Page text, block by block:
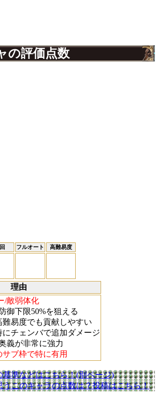
の評価点数
フルオート 高難易度
理由
/敵弱体化
御下限50%を狙える
難易度でも貢献しやすい
にチェンバで追加ダメージ
義が非常に強力
サブ枠で特に有用
基準などはこちら！(別ページ)
うこのキャラの点数は？投稿はこちら！